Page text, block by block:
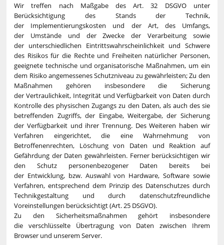
Wir treffen nach Maßgabe des Art. 32 DSGVO unter
Berücksichtigung des Stands der Technik,
der Implementierungskosten und der Art, des Umfangs,
der Umstände und der Zwecke der Verarbeitung sowie
der unterschiedlichen Eintrittswahrscheinlichkeit und Schwere
des Risikos für die Rechte und Freiheiten natürlicher Personen,
geeignete technische und organisatorische Maßnahmen, um ein
dem Risiko angemessenes Schutzniveau zu gewährleisten; Zu den
Maßnahmen gehören insbesondere die Sicherung
der Vertraulichkeit, Integrität und Verfügbarkeit von Daten durch
Kontrolle des physischen Zugangs zu den Daten, als auch des sie
betreffenden Zugriffs, der Eingabe, Weitergabe, der Sicherung
der Verfügbarkeit und ihrer Trennung. Des Weiteren haben wir
Verfahren eingerichtet, die eine Wahrnehmung von
Betroffenenrechten, Löschung von Daten und Reaktion auf
Gefährdung der Daten gewährleisten. Ferner berücksichtigen wir
den Schutz personenbezogener Daten bereits bei
der Entwicklung, bzw. Auswahl von Hardware, Software sowie
Verfahren, entsprechend dem Prinzip des Datenschutzes durch
Technikgestaltung und durch datenschutzfreundliche
Voreinstellungen berücksichtigt (Art. 25 DSGVO).
Zu den Sicherheitsmaßnahmen gehört insbesondere
die verschlüsselte Übertragung von Daten zwischen Ihrem
Browser und unserem Server.